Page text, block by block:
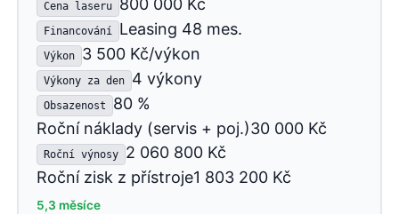
Cena laseru 800 000 Kč
Financování Leasing 48 mes.
Výkon 3 500 Kč/výkon
Výkony za den 4 výkony
Obsazenost
80 %
Roční náklady (servis + poj.)30 000 Kč
Roční výnosy
2 060 800 Kč
Roční zisk z přístroje1 803 200 Kč
5,3 měsíce